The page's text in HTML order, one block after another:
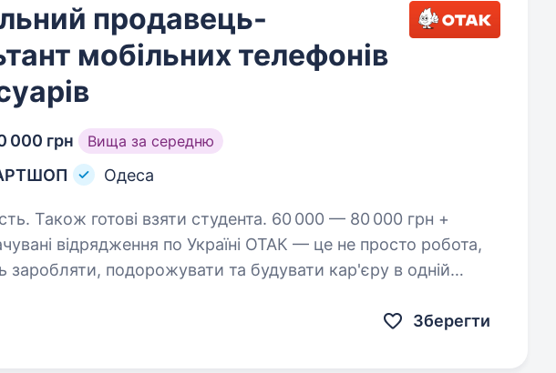
продавець-
мобільних телефонів
000 грн Вища за середню
Одеса
готові взяти студента. 60 000 — 80 000 грн +
відрядження по Україні ОТАК — це не просто робота,
заробляти, подорожувати та будувати кар'єру в одній
Зберегти